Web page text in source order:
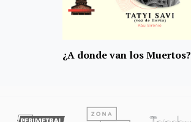
¿A donde van los Muertos?